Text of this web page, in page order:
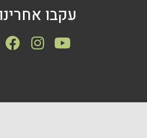
עקבו אחרינו